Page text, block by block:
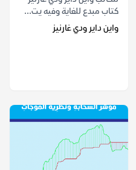
كتاب مبدع للغاية وفيه يت...
واين داير ودي غارنيز